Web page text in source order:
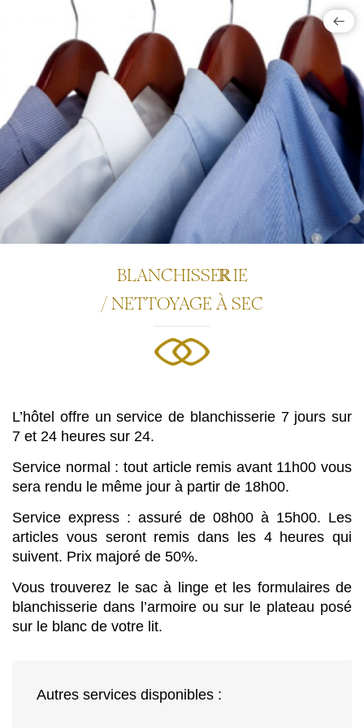
BLANCHISSE
IE
/ NETTOYAGE À SEC
L’hôtel offre un service de blanchisserie 7 jours sur
7 et 24 heures sur 24.
Service normal : tout article remis avant 11h00 vous
sera rendu le même jour à partir de 18h00.
Service express : assuré de 08h00 à 15h00. Les
articles vous seront remis dans les 4 heures qui
suivent. Prix majoré de 50%.
Vous trouverez le sac à linge et les formulaires de
blanchisserie dans l’armoire ou sur le plateau posé
sur le blanc de votre lit.
Autres services disponibles :